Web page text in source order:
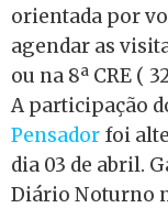
orientada por
agendar as
ou na 8ª CRE (
A participação
Pensador foi
dia 03 de abril.
Diário Noturno